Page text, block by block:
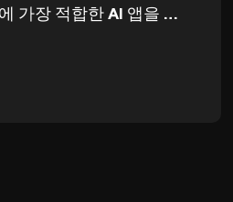
가장 적합한 AI 앱을 찾
유용하게 활용할 수 있습